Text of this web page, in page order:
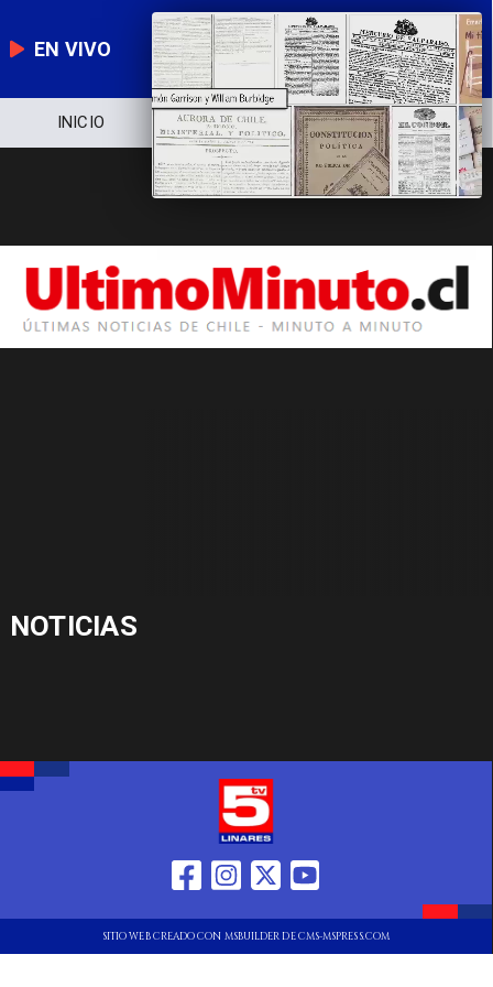
EN VIVO
INICIO NOTICIERO POLÍTICA
NOTICIAS
SITIO WEB CREADO CON MSBUILDER DE CMS-MSPRESS.COM